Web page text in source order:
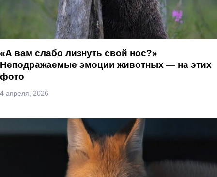
«А вам слабо лизнуть свой нос?»
Неподражаемые эмоции животных — на этих
фото
4 апреля, 2026